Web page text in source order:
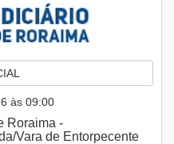
às 09:00
Roraima -
Vara de Entorpecente